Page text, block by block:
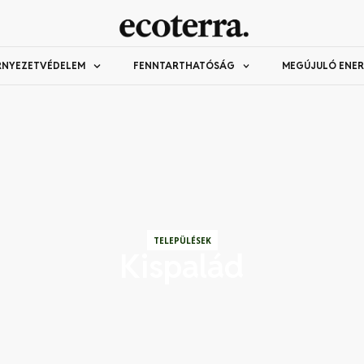
FENNTARTHATÓSÁG MEGÚJULÓ
TELEPÜLÉSEK